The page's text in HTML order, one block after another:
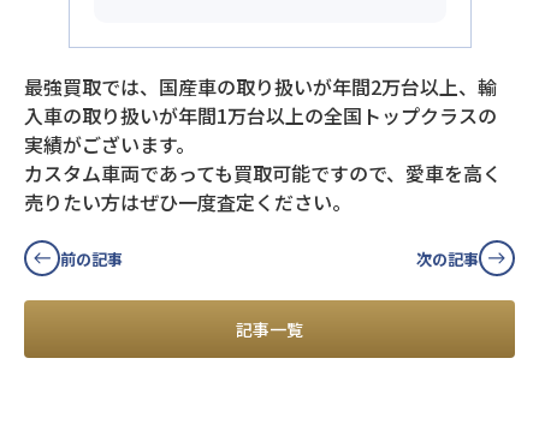
最強買取では、国産車の取り扱いが年間2万台以上、輸
入車の取り扱いが年間1万台以上の全国トップクラスの
実績がございます。
カスタム車両であっても買取可能ですので、愛車を高く
売りたい方はぜひ一度査定ください。
前の記事
記事一覧
次の記事